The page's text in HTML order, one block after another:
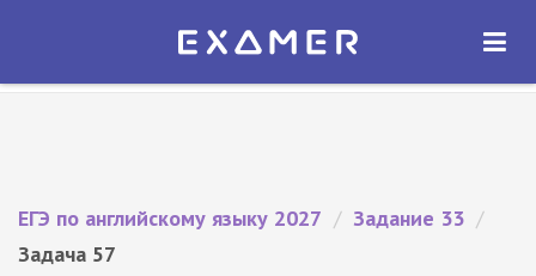
Экзамер — ЕГЭ 2027
ОТКРЫТЬ
ЕГЭ по английскому языку 2027 / Задание 33 /
Задача 57